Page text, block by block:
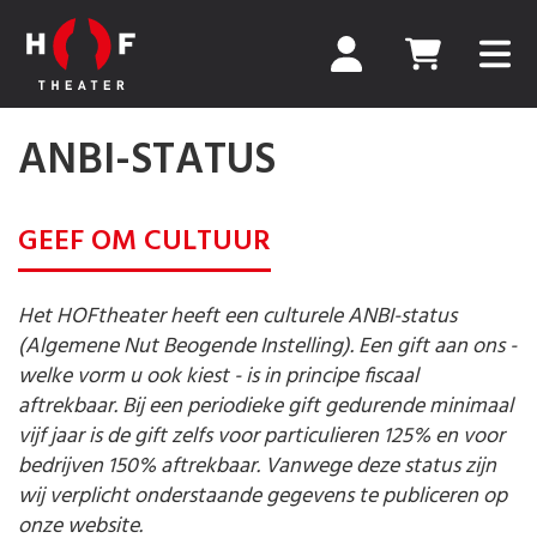
ANBI-STATUS
GEEF OM CULTUUR
Het HOFtheater heeft een culturele ANBI-status
(Algemene Nut Beogende Instelling). Een gift aan ons -
welke vorm u ook kiest - is in principe fiscaal
aftrekbaar. Bij een periodieke gift gedurende minimaal
vijf jaar is de gift zelfs voor particulieren 125% en voor
bedrijven 150% aftrekbaar. Vanwege deze status zijn
wij verplicht onderstaande gegevens te publiceren op
onze website.